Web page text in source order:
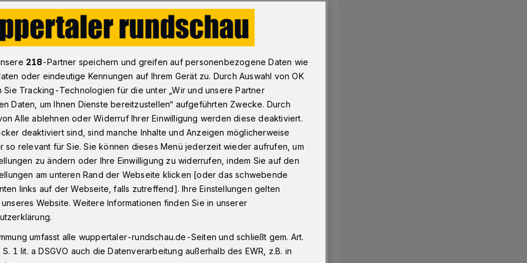
Sport für schlechte Süßigkeiten"
mit Helmut Gote
Sport für
möchte sich im Café Grimm treffen.
die am Ort eine Bedeutung hat",
und Buchautor. An der Kuchentheke
Torte.
218-Partner speichern und greifen auf personenbezogene Daten wie
oder eindeutige Kennungen auf Ihrem Gerät zu. Durch Auswahl von OK
Sie Tracking-Technologien für die unter „Wir und unsere Partner
Daten, um Ihnen Dienste bereitzustellen“ aufgeführten Zwecke. Durch
Alle ablehnen oder Widerruf Ihrer Einwilligung werden diese deaktiviert.
deaktiviert sind, sind manche Inhalte und Anzeigen möglicherweise
so relevant für Sie. Sie können dieses Menü jederzeit wieder aufrufen, um
zu ändern oder Ihre Einwilligung zu widerrufen, indem Sie auf den
am unteren Rand der Webseite klicken [oder das schwebende
links auf der Webseite, falls zutreffend]. Ihre Einstellungen gelten
Website. Weitere Informationen finden Sie in unserer
umfasst alle wuppertaler-rundschau.de-Seiten und schließt gem. Art.
1 lit. a DSGVO auch die Datenverarbeitung außerhalb des EWR, z.B. in